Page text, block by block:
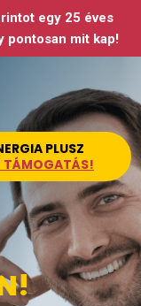
egy 25 éves
pontosan mit kap!
PLUSZ
TÁMOGATÁS!